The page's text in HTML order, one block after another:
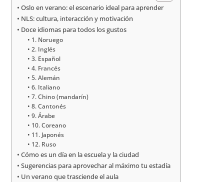
Oslo en verano: el escenario ideal para aprender
NLS: cultura, interacción y motivación
Doce idiomas para todos los gustos
1. Noruego
2. Inglés
3. Español
4. Francés
5. Alemán
6. Italiano
7. Chino (mandarín)
8. Cantonés
9. Árabe
10. Coreano
11. Japonés
12. Ruso
Cómo es un día en la escuela y la ciudad
Sugerencias para aprovechar al máximo tu estadía
Un verano que trasciende el aula